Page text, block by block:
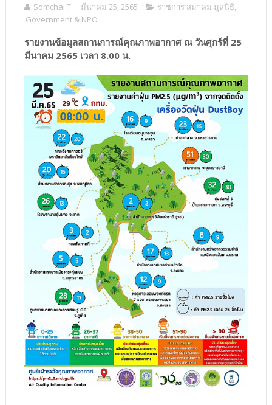
Somchai T. มีนาคม 25, 2565 ราชการ สมาคม มูลนิธิ,
Government & NPO
รายงานข้อมูลสถานการณ์คุณภาพอากาศ ณ วันศุกร์ที่ 25
มีนาคม 2565 เวลา 8.00 น.